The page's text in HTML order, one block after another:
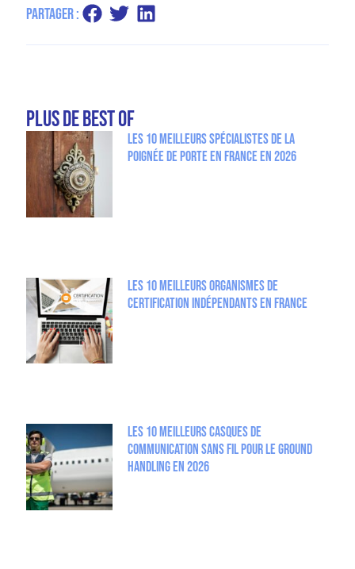
Partager :
plus de Best Of
Les 10 meilleurs spécialistes de la
poignée de porte en France en 2026
Les 10 meilleurs organismes de
certification indépendants en France
Les 10 meilleurs casques de
communication sans fil pour le Ground
Handling en 2026